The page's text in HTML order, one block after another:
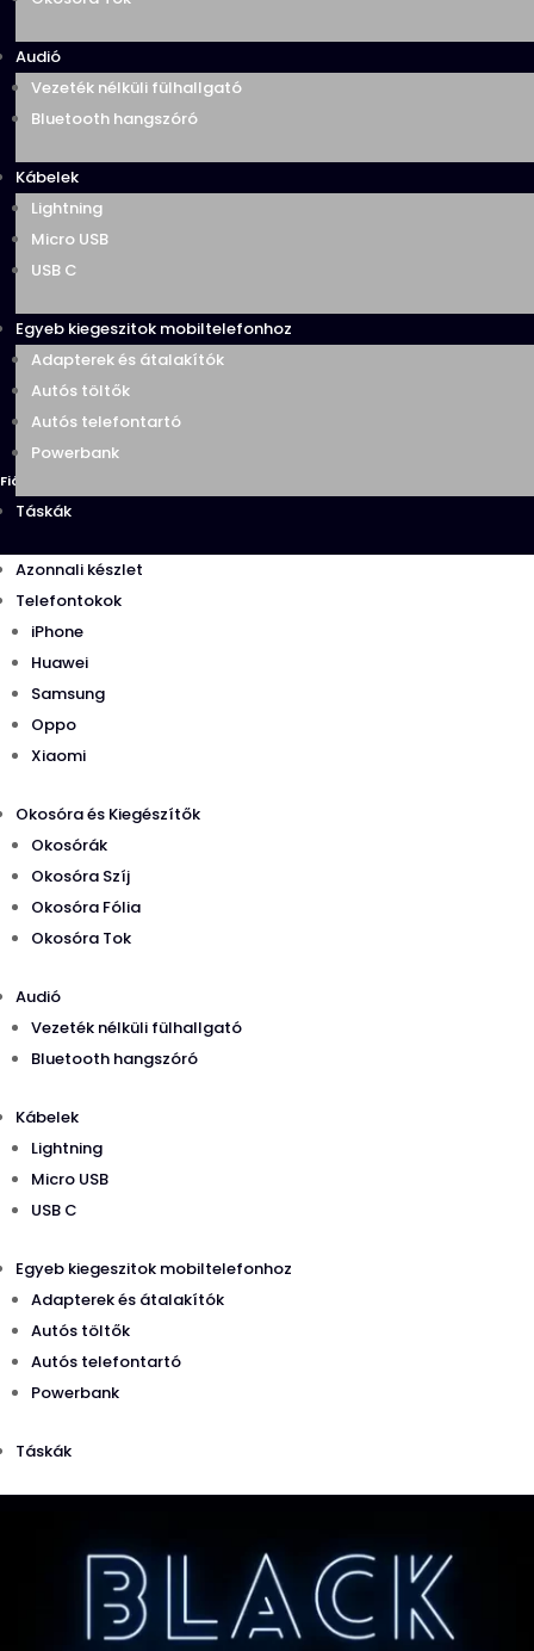
Fiókom/Regisztráció
Audió
Vezeték nélküli fülhallgató
Bluetooth hangszóró
Kábelek
Lightning
Micro USB
USB C
Egyeb kiegeszitok mobiltelefonhoz
Adapterek és átalakítók
Autós töltők
Autós telefontartó
Powerbank
Táskák
Azonnali készlet
Telefontokok
iPhone
Huawei
Samsung
Oppo
Xiaomi
Okosóra és Kiegészítők
Okosórák
Okosóra Szíj
Okosóra Fólia
Okosóra Tok
Audió
Vezeték nélküli fülhallgató
Bluetooth hangszóró
Kábelek
Lightning
Micro USB
USB C
Egyeb kiegeszitok mobiltelefonhoz
Adapterek és átalakítók
Autós töltők
Autós telefontartó
Powerbank
Táskák